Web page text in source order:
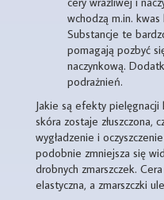
wchodzą m.in.
Substancje te
pomagają pozbyć
naczynkową.
podrażnień.
Jakie są efekty pielęgnacji
skóra zostaje złuszczona,
wygładzenie i
podobnie zmniejsza się
drobnych zmarszczek.
elastyczna, a zmarszczki